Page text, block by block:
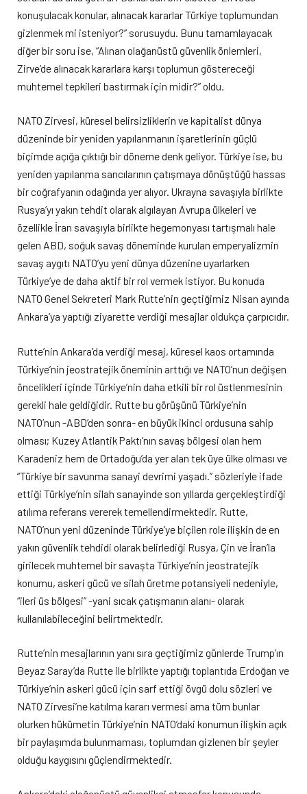
konuşulacak konular, alınacak kararlar Türkiye toplumundan
gizlenmek mi isteniyor?” sorusuydu. Bunu tamamlayacak
diğer bir soru ise, “Alınan olağanüstü güvenlik önlemleri,
Zirve’de alınacak kararlara karşı toplumun göstereceği
muhtemel tepkileri bastırmak için midir?” oldu.
NATO Zirvesi, küresel belirsizliklerin ve kapitalist dünya
düzeninde bir yeniden yapılanmanın işaretlerinin güçlü
biçimde açığa çıktığı bir döneme denk geliyor. Türkiye ise, bu
yeniden yapılanma sancılarının çatışmaya dönüştüğü hassas
bir coğrafyanın odağında yer alıyor. Ukrayna savaşıyla birlikte
Rusya’yı yakın tehdit olarak algılayan Avrupa ülkeleri ve
özellikle İran savaşıyla birlikte hegemonyası tartışmalı hale
gelen ABD, soğuk savaş döneminde kurulan emperyalizmin
savaş aygıtı NATO’yu yeni dünya düzenine uyarlarken
Türkiye’ye de daha aktif bir rol vermek istiyor. Bu konuda
NATO Genel Sekreteri Mark Rutte’nin geçtiğimiz Nisan ayında
Ankara’ya yaptığı ziyarette verdiği mesajlar oldukça çarpıcıdır.
Rutte’nin Ankara’da verdiği mesaj, küresel kaos ortamında
Türkiye’nin jeostratejik öneminin arttığı ve NATO’nun değişen
öncelikleri içinde Türkiye’nin daha etkili bir rol üstlenmesinin
gerekli hale geldiğidir. Rutte bu görüşünü Türkiye’nin
NATO’nun -ABD’den sonra- en büyük ikinci ordusuna sahip
olması; Kuzey Atlantik Paktı’nın savaş bölgesi olan hem
Karadeniz hem de Ortadoğu’da yer alan tek üye ülke olması ve
“Türkiye bir savunma sanayi devrimi yaşadı.” sözleriyle ifade
ettiği Türkiye’nin silah sanayinde son yıllarda gerçekleştirdiği
atılıma referans vererek temellendirmektedir. Rutte,
NATO’nun yeni düzeninde Türkiye’ye biçilen role ilişkin de en
yakın güvenlik tehdidi olarak belirlediği Rusya, Çin ve İran’la
girilecek muhtemel bir savaşta Türkiye’nin jeostratejik
konumu, askeri gücü ve silah üretme potansiyeli nedeniyle,
“ileri üs bölgesi” -yani sıcak çatışmanın alanı- olarak
kullanılabileceğini belirtmektedir.
Rutte’nin mesajlarının yanı sıra geçtiğimiz günlerde Trump’ın
Beyaz Saray’da Rutte ile birlikte yaptığı toplantıda Erdoğan ve
Türkiye’nin askeri gücü için sarf ettiği övgü dolu sözleri ve
NATO Zirvesi’ne katılma kararı vermesi ama tüm bunlar
olurken hükümetin Türkiye’nin NATO’daki konumun ilişkin açık
bir paylaşımda bulunmaması, toplumdan gizlenen bir şeyler
olduğu kaygısını güçlendirmektedir.